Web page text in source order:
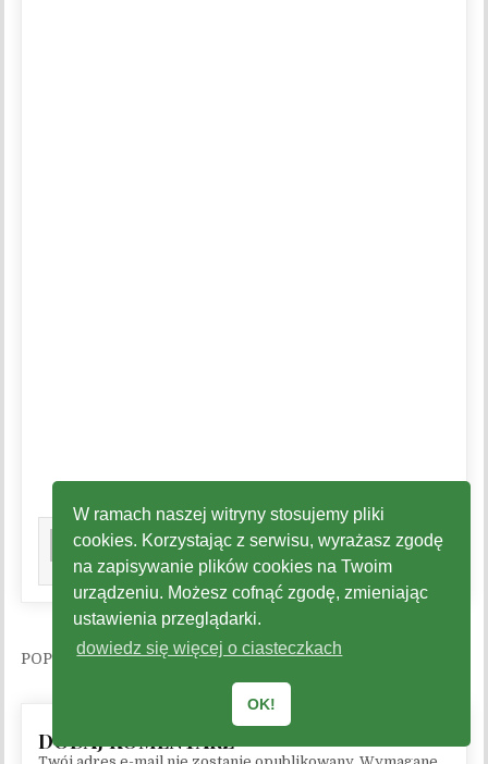
Author:GCKPT
Nawigacja wpisu
W ramach naszej witryny stosujemy pliki
cookies. Korzystając z serwisu, wyrażasz zgodę
na zapisywanie plików cookies na Twoim
urządzeniu. Możesz cofnąć zgodę, zmieniając
ustawienia przeglądarki.
dowiedz się więcej o ciasteczkach
OK!